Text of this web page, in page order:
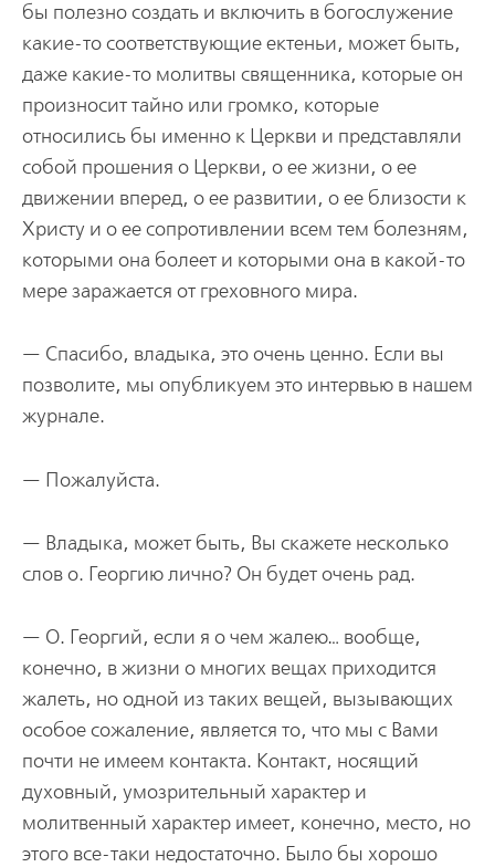
бы полезно создать и включить в богослужение
какие-то соответствующие ектеньи, может быть,
даже какие-то молитвы священника, которые он
произносит тайно или громко, которые
относились бы именно к Церкви и представляли
собой прошения о Церкви, о ее жизни, о ее
движении вперед, о ее развитии, о ее близости к
Христу и о ее сопротивлении всем тем болезням,
которыми она болеет и которыми она в какой-то
мере заражается от греховного мира.
— Спасибо, владыка, это очень ценно. Если вы
позволите, мы опубликуем это интервью в нашем
журнале.
— Пожалуйста.
— Владыка, может быть, Вы скажете несколько
слов о. Георгию лично? Он будет очень рад.
— О. Георгий, если я о чем жалею… вообще,
конечно, в жизни о многих вещах приходится
жалеть, но одной из таких вещей, вызывающих
особое сожаление, является то, что мы с Вами
почти не имеем контакта. Контакт, носящий
духовный, умозрительный характер и
молитвенный характер имеет, конечно, место, но
этого все-таки недостаточно. Было бы хорошо